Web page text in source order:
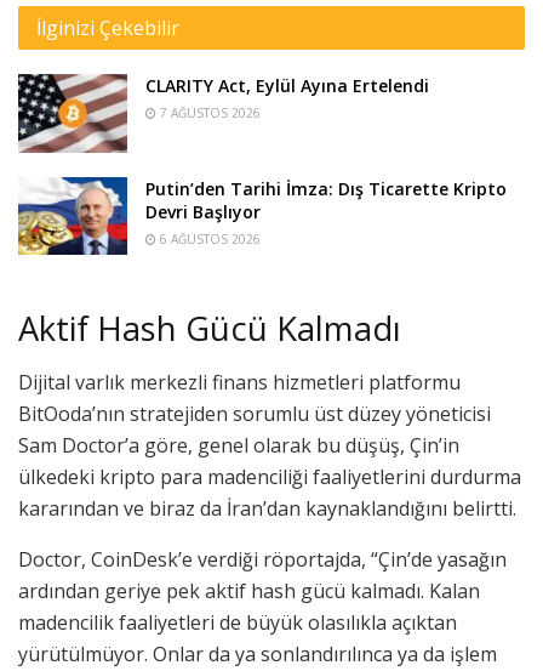
İlginizi Çekebilir
CLARITY Act, Eylül Ayına Ertelendi
7 AĞUSTOS 2026
Putin’den Tarihi İmza: Dış Ticarette Kripto
Devri Başlıyor
6 AĞUSTOS 2026
Aktif Hash Gücü Kalmadı
Dijital varlık merkezli finans hizmetleri platformu
BitOoda’nın stratejiden sorumlu üst düzey yöneticisi
Sam Doctor’a göre, genel olarak bu düşüş, Çin’in
ülkedeki kripto para madenciliği faaliyetlerini durdurma
kararından ve biraz da İran’dan kaynaklandığını belirtti.
Doctor, CoinDesk’e verdiği röportajda, “Çin’de yasağın
ardından geriye pek aktif hash gücü kalmadı. Kalan
madencilik faaliyetleri de büyük olasılıkla açıktan
yürütülmüyor. Onlar da ya sonlandırılınca ya da işlem